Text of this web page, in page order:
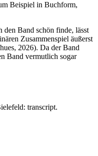
Beispiel in Buchform,
Band schön finde, lässt
Zusammenspiel äußerst
2026). Da der Band
Band vermutlich sogar
transcript.